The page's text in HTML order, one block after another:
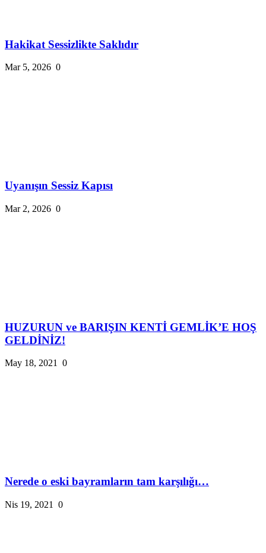
Hakikat Sessizlikte Saklıdır
Mar 5, 2026 0
Uyanışın Sessiz Kapısı
Mar 2, 2026 0
HUZURUN ve BARIŞIN KENTİ GEMLİK’E HOŞ
GELDİNİZ!
May 18, 2021 0
Nerede o eski bayramların tam karşılığı…
Nis 19, 2021 0